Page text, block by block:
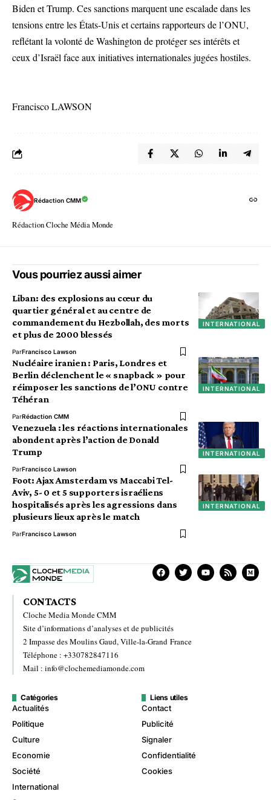
Biden et Trump. Ces sanctions marquent une escalade dans les
tensions entre les États-Unis et certains rapporteurs de l’ONU,
reflétant la volonté de Washington de protéger ses intérêts et
ceux d’Israël face aux initiatives internationales jugées hostiles.
Francisco LAWSON
Rédaction CMM
Rédaction Cloche Média Monde
Vous pourriez aussi aimer
INTERNATIONAL
Liban: des explosions au cœur du
quartier général et au centre de
commandement du Hezbollah, des morts
et plus de 2000 blessés
ParFrancisco Lawson
INTERNATIONAL
Nucléaire iranien : Paris, Londres et
Berlin déclenchent le « snapback » pour
réimposer les sanctions de l’ONU contre
Téhéran
ParRédaction CMM
INTERNATIONAL
Venezuela : les réactions internationales
abondent après l’action de Donald
Trump
ParFrancisco Lawson
INTERNATIONAL
Foot: Ajax Amsterdam vs Maccabi Tel-
Aviv, 5- 0 et 5 supporters israéliens
hospitalisés après les agressions dans
plusieurs lieux après le match
ParFrancisco Lawson
CONTACTS
Cloche Media Monde CMM
Site d’informations d’analyses et de publicités
2 Impasse des Moulins Gaud, Ville-la-Grand France
Téléphone : +330782847116
Mail : info@clochemediamonde.com
Catégories
Actualités
Politique
Culture
Economie
Société
International
Liens utiles
Contact
Publicité
Signaler
Confidentialité
Cookies